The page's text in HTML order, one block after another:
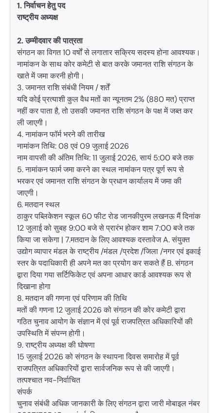
1. निर्वाचन हेतु पद
राष्ट्रीय अध्यक्ष
2. उम्मीदवार की पात्रता
संगठन का विगत 10 वर्षों से लगातार सक्रिय सदस्य होना आवश्यक।
नामांकन के साथ कोर कमेटी से बात करके जमानत राशि संगठन के
खाते में जमा करनी होगी।
3. जमानत राशि संबंधी नियम / शर्तें
यदि कोई प्रत्याशी कुल वैध मतों का न्यूनतम 2% (880 मत) प्राप्त
नहीं कर पाता है, तो उसकी जमानत राशि संगठन के पक्ष में जब्त कर
ली जाएगी।
4. नामांकन फॉर्म भरने की तारीख
नामांकन तिथि: 08 एवं 09 जुलाई 2026
नाम वापसी की अंतिम तिथि: 11 जुलाई 2026, सायं 5:00 बजे तक
5. नामांकन फार्म जमा करने का स्थल नामांकन पत्र पूर्ण रूप से
भरकर एवं जमानत राशि संगठन के प्रधान कार्यालय में जमा की
जाएगी।
6. मतदान स्थल
ठाकुर पब्लिकेशन स्कूल 60 फीट रोड जानकीपुरम लखनऊ मैं दिनांक
12 जुलाई को सुबह 9:00 बजे से प्रारंभ होकर शाम 7:00 बजे तक
किया जा सकेगा | 7.मतदान के लिए आवश्यक दस्तावेज A. संयुक्त
उद्योग व्यापार मंडल के राष्ट्रीय /मंडल /प्रदेश /जिला /नगर एवं इकाई
स्तर के पदाधिकारी ही अपने मत का प्रयोग कर सकते हैं B. संगठन
द्वारा दिया गया सर्टिफिकेट एवं अपना आधार कार्ड आवश्यक रूप से
दिखाना होगा
8. मतदान की गणना एवं परिणाम की तिथि
मतों की गणना 12 जुलाई 2026 को संगठन की कोर कमेटी द्वारा
गठित चुनाव आयोग के संज्ञान में एवं पूर्व राजपत्रित अधिकारियों की
उपस्थिति में संपन्न होगी।
9. राष्ट्रीय अध्यक्ष की घोषणा
15 जुलाई 2026 को संगठन के स्थापना दिवस समारोह में पूर्व
राजपत्रित अधिकारियों द्वारा सार्वजनिक रूप से की जाएगी।
तत्पश्चात नव-निर्वाचित
संपर्क
चुनाव संबंधी अधिक जानकारी के लिए संगठन द्वारा जारी मोबाइल नंबर